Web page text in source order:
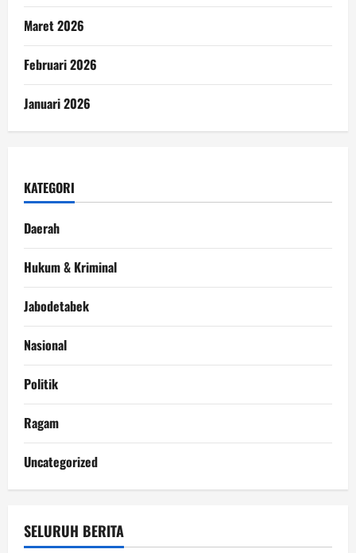
Maret 2026
Februari 2026
Januari 2026
KATEGORI
Daerah
Hukum & Kriminal
Jabodetabek
Nasional
Politik
Ragam
Uncategorized
SELURUH BERITA